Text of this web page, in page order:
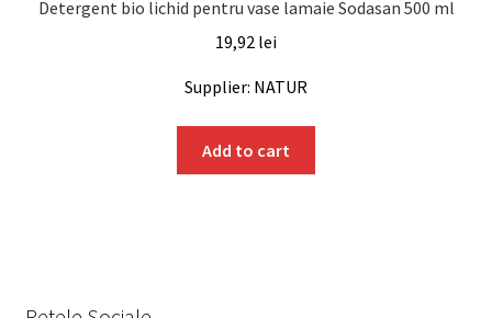
Detergent bio lichid pentru vase lamaie Sodasan 500 ml
19,92 lei
Supplier: NATUR
Add to cart